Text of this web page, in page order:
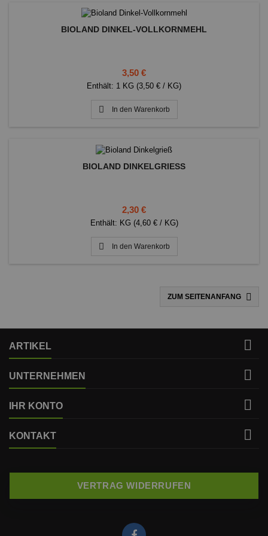
BIOLAND DINKEL-VOLLKORNMEHL
Preis
3,50 €
Enthält: 1 KG (3,50 € / KG)
 In den Warenkorb
BIOLAND DINKELGRIESS
Preis
2,30 €
Enthält: KG (4,60 € / KG)
 In den Warenkorb
ZUM SEITENANFANG 
ARTIKEL 
UNTERNEHMEN 
IHR KONTO 
KONTAKT 
VERTRAG WIDERRUFEN